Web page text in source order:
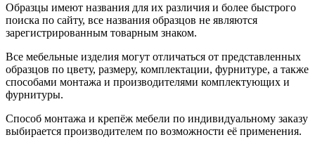
Образцы имеют названия для их различия и более быстрого
поиска по сайту, все названия образцов не являются
зарегистрированным товарным знаком.
Все мебельные изделия могут отличаться от представленных
образцов по цвету, размеру, комплектации, фурнитуре, а также
способами монтажа и производителями комплектующих и
фурнитуры.
Способ монтажа и крепёж мебели по индивидуальному заказу
выбирается производителем по возможности её применения.